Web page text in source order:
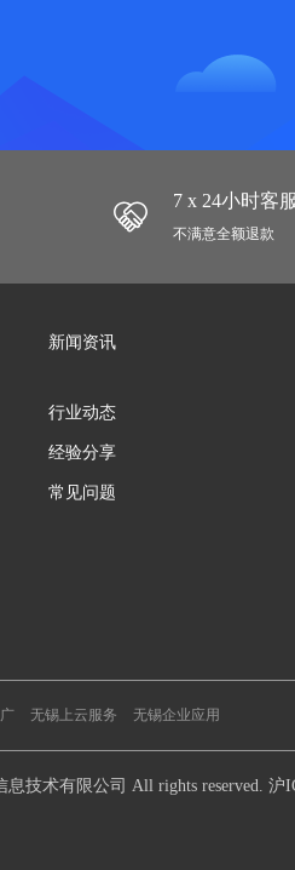
7 x 24小时客
不满意全额退款
新闻资讯
行业动态
经验分享
常见问题
无锡上云服务 无锡企业应用
技术有限公司 All rights reserved. 沪